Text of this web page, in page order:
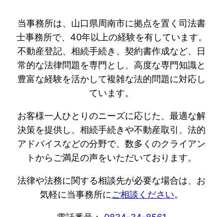
当事務所は、山口県周南市に拠点を置く司法書
士事務所で、40年以上の経験を有しています。
不動産登記、相続手続き、契約書作成など、日
常的な法律問題を専門とし、高度な専門知識と
豊富な経験を活かして複雑な法的問題に対応し
ています。
お客様一人ひとりのニーズに応じた、最適な解
決策を提供し、相続手続きや不動産取引、法的
アドバイスなどの分野で、数多くのクライアン
トからご満足の声をいただいております。
法律や法務に関する相談先が必要な場合は、お
気軽に当事務所にご相談ください。